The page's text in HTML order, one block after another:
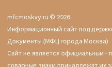
mfcmoskvy.ru © 2026
Информационный сайт
Документы (МФЦ города Москва)
Сайт не является официальным -
товарные знаки принадлежат их